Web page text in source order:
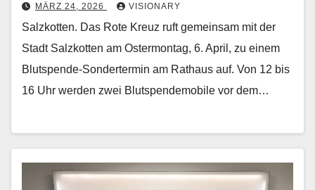
MÄRZ 24, 2026 VISIONARY
Salzkotten. Das Rote Kreuz ruft gemeinsam mit der
Stadt Salzkotten am Ostermontag, 6. April, zu einem
Blutspende-Sondertermin am Rathaus auf. Von 12 bis
16 Uhr werden zwei Blutspendemobile vor dem…